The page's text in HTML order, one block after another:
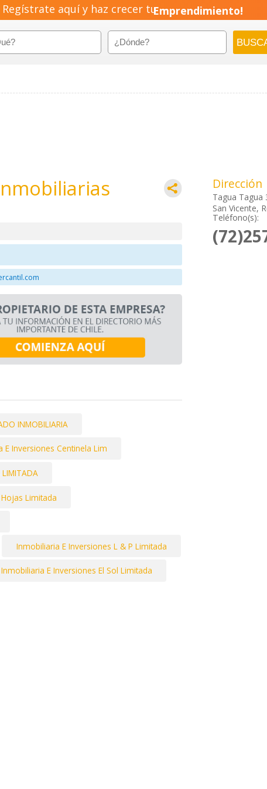
Regístrate aquí y haz crecer tuEmprendimiento!
INMOBILIARIA
E Inversiones Centinela Lim
LIMITADA
Limitada
Inmobiliaria E Inversiones L & P Limitada
Inmobiliaria E Inversiones El Sol Limitada
Dirección
Tagua Tagua
San Vicente,
Teléfono(s):